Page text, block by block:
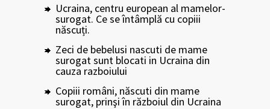
Ucraina, centru european al mamelor-
surogat. Ce se întâmplă cu copiii
născuți.
Zeci de bebelusi nascuti de mame
surogat sunt blocati in Ucraina din
cauza razboiului
Copiii români, născuti din mame
surogat, prinşi în războiul din Ucraina